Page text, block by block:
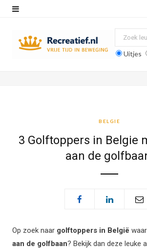
Uitjes
BELGIE
3 Golftoppers in Belgie
aan de
Op zoek naar golftoppers in België
aan de golfbaan? Bekijk dan deze leuke